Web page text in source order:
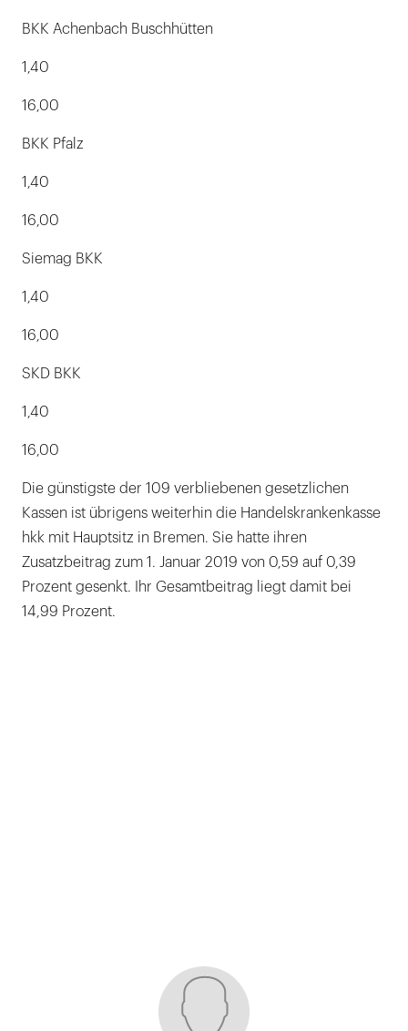
BKK Achenbach Buschhütten
1,40
16,00
BKK Pfalz
1,40
16,00
Siemag BKK
1,40
16,00
SKD BKK
1,40
16,00
Die günstigste der 109 verbliebenen gesetzlichen
Kassen ist übrigens weiterhin die Handelskrankenkasse
hkk mit Hauptsitz in Bremen. Sie hatte ihren
Zusatzbeitrag zum 1. Januar 2019 von 0,59 auf 0,39
Prozent gesenkt. Ihr Gesamtbeitrag liegt damit bei
14,99 Prozent.